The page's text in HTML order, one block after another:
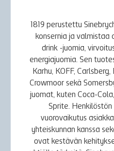
1819 perustettu
konsernia ja valmistaa
drink -juomia,
energiajuomia. Sen
Karhu, KOFF,
Crowmoor sekä
juomat, kuten Coca-
Sprite. Henkilöstön
vuorovaikutus
yhteiskunnan kanssa
ovat kestävän